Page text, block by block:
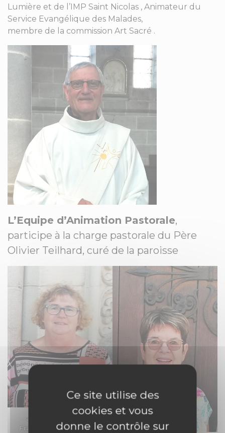
Lumière et de l’IMP Saint Nicolas , Animateur du
Service Evangélique des Malades,
membre de la commission Art Sacré .
L’Equipe d’Animation Pastorale,
participe à la charge pastorale du Père
Olivier Teilhard, curé de la paroisse
annonce de la Foi
Françoise HABERTHUR
Ce site utilise des
cookies et vous
donne le contrôle sur